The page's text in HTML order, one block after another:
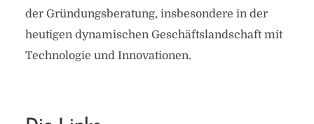
der Gründungsberatung, insbesondere in der
heutigen dynamischen Geschäftslandschaft mit
Technologie und Innovationen.